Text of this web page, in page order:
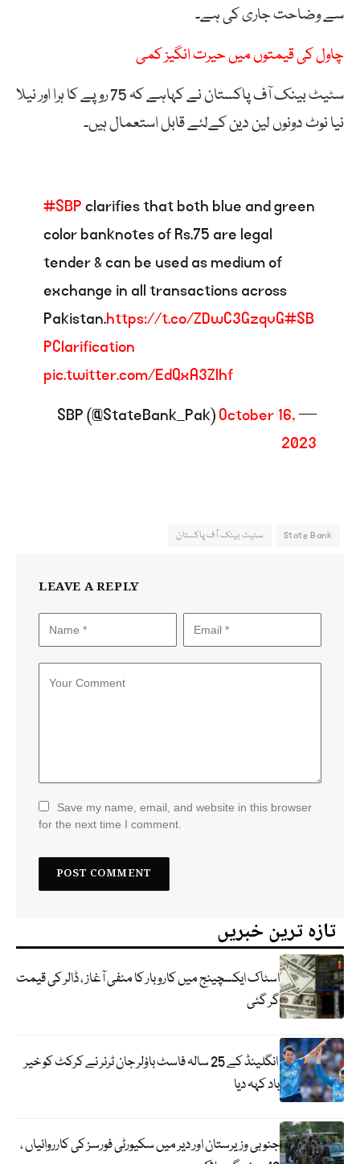
سے وضاحت جاری کی ہے۔
چاول کی قیمتوں میں حیرت انگیز کمی
سٹیٹ بینک آف پاکستان نے کہاہے کہ 75 روپے کا ہرا اور نیلا
نیا نوٹ دونوں لین دین کےلئے قابل استعمال ہیں۔
#SBPclarifies that both blue and green
color banknotes of Rs.75 are legal
tender & can be used as medium of
exchange in all transactions across
Pakistan.https://t.co/ZDwC3GzqvG#SB
PClarification
pic.twitter.com/EdQxA3Zlhf
— SBP (@StateBank_Pak)
October 16,
2023
State Bank سٹیٹ بینک آف پاکستان
LEAVE A REPLY
Save my name, email, and website in this browser
for the next time I comment.
تازہ ترین خبریں
اسٹاک ایکسچینج میں کاروبار کا منفی آغاز ، ڈالر کی قیمت
گر گئی
انگلینڈ کے 25 سالہ فاسٹ باؤلر جان ٹرنر نے کرکٹ کو خیر
باد کہہ دیا
جنوبی وزیرستان اور دیر میں سکیورٹی فورسز کی کارروائیاں ،